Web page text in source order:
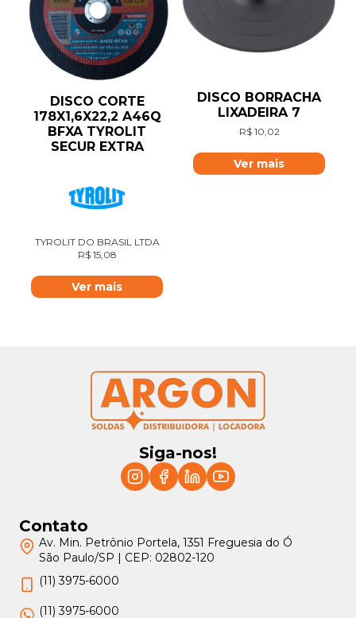
DISCO CORTE
178X1,6X22,2 A46Q
BFXA TYROLIT
SECUR EXTRA
TYROLIT DO BRASIL LTDA
R$ 15,08
Ver mais
DISCO BORRACHA
LIXADEIRA 7
R$10,02
Ver mais
Siga-nos!
Contato
Av. Min. Petrônio Portela, 1351 Freguesia do Ó
São Paulo/SP | CEP: 02802-120
(11) 3975-6000
(11) 3975-6000